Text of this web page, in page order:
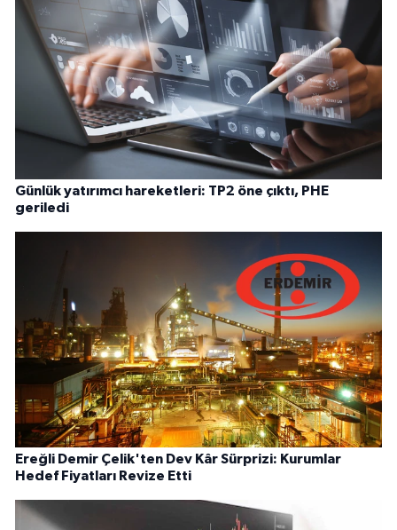
Günlük yatırımcı hareketleri: TP2 öne çıktı, PHE
geriledi
Ereğli Demir Çelik'ten Dev Kâr Sürprizi: Kurumlar
Hedef Fiyatları Revize Etti